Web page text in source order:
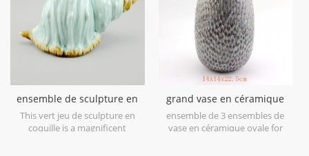
ensemble de sculpture en
céramique coquille verte
This vert jeu de sculpture en
coquille is a magnificent
grand vase en céramique
ovale bleu antique
ensemble de 3 ensembles de
vase en céramique ovale for